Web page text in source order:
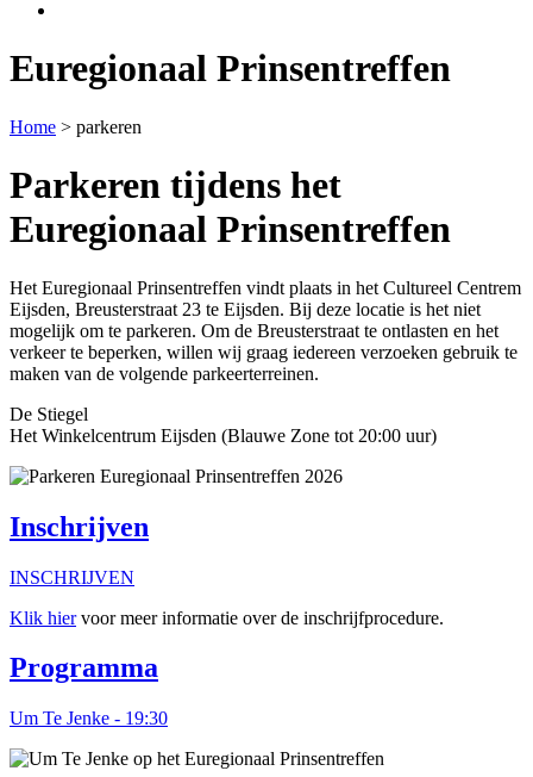
Euregionaal Prinsentreffen
Home > parkeren
Parkeren tijdens het
Euregionaal Prinsentreffen
Het Euregionaal Prinsentreffen vindt plaats in het Cultureel Centrem
Eijsden, Breusterstraat 23 te Eijsden. Bij deze locatie is het niet
mogelijk om te parkeren. Om de Breusterstraat te ontlasten en het
verkeer te beperken, willen wij graag iedereen verzoeken gebruik te
maken van de volgende parkeerterreinen.
De Stiegel
Het Winkelcentrum Eijsden (Blauwe Zone tot 20:00 uur)
Inschrijven
INSCHRIJVEN
Klik hiervoor meer informatie over de inschrijfprocedure.
Programma
Um Te Jenke - 19:30